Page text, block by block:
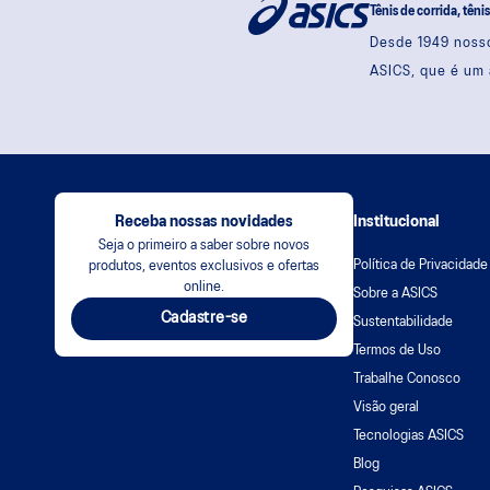
Tênis de corrida,
Desde 1949
ASICS, que é
Receba nossas novidades
Seja o primeiro a saber sobre novos
produtos, eventos exclusivos e ofertas
online.
Cadastre-se
Institucional
Política de Privacidade
Sobre a ASICS
Sustentabilidade
Termos de Uso
Trabalhe Conosco
Visão geral
Tecnologias ASICS
Blog